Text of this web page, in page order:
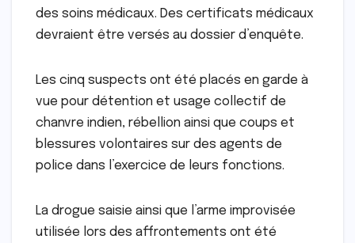
des soins médicaux. Des certificats médicaux
devraient être versés au dossier d’enquête.
Les cinq suspects ont été placés en garde à
vue pour détention et usage collectif de
chanvre indien, rébellion ainsi que coups et
blessures volontaires sur des agents de
police dans l’exercice de leurs fonctions.
La drogue saisie ainsi que l’arme improvisée
utilisée lors des affrontements ont été